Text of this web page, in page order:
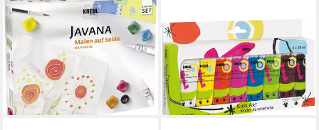
KREUL
Textilfarbe Kreul JAVANA
Seidenmalkasten
lieferbar - in 3-4 Werktagen bei dir
Bastelfarbe KREUL Kinder-
Künstlerfarben KIDS ART
8x20ml
15,14 €
(75,70 €/ 1 l)
lieferbar - in 3-4 Werktagen bei dir